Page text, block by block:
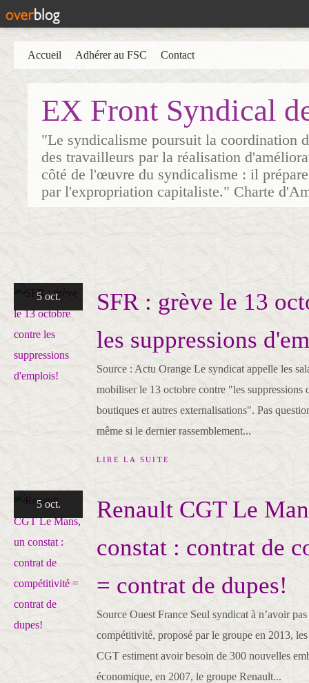
EX Front Syndical
"Le syndicalisme poursuit la coordination
des travailleurs par la réalisation
côté de l'œuvre du syndicalisme : il
par l'expropriation capitaliste." Charte
Accueil Adhérer au FSC Contact
5 oct.
SFR : grève le 13
les suppressions
Source : Actu Orange Le syndicat appelle les
mobiliser le 13 octobre contre "les suppressions
boutiques et autres externalisations". Pas
même si le dernier rassemblement...
LIRE LA SUITE
5 oct.
Renault CGT Le
constat : contrat de
= contrat de dupes!
Source Ouest France Seul syndicat à n’avoir
compétitivité, proposé par le groupe en 2013,
CGT estiment avoir besoin de 300 nouvelles
économique, en 2007, le groupe Renault...